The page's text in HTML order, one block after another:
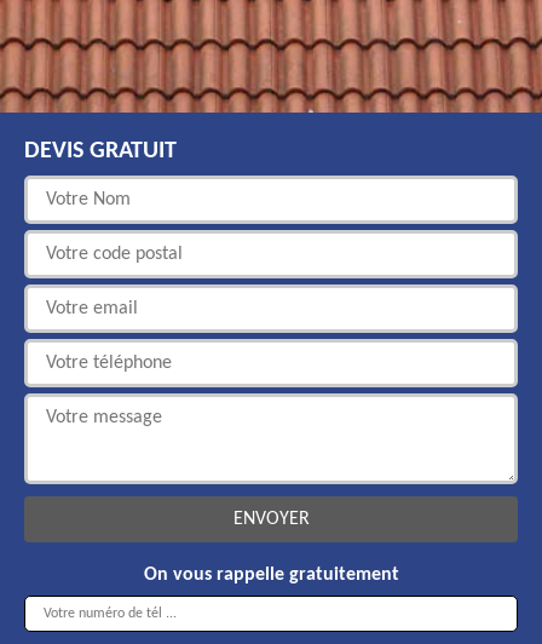
DEVIS GRATUIT
On vous rappelle gratuitement